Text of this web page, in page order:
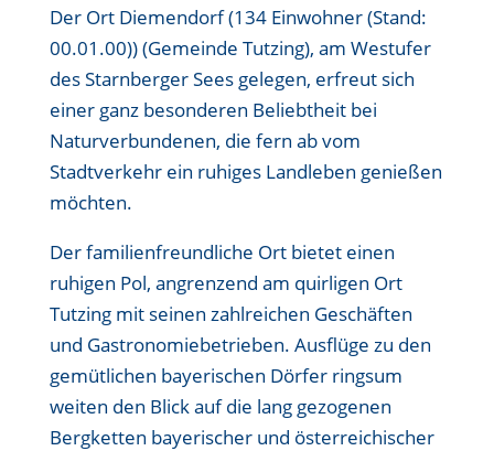
Der Ort Diemendorf (134 Einwohner (Stand:
00.01.00)) (Gemeinde Tutzing), am Westufer
des Starnberger Sees gelegen, erfreut sich
einer ganz besonderen Beliebtheit bei
Naturverbundenen, die fern ab vom
Stadtverkehr ein ruhiges Landleben genießen
möchten.
Der familienfreundliche Ort bietet einen
ruhigen Pol, angrenzend am quirligen Ort
Tutzing mit seinen zahlreichen Geschäften
und Gastronomiebetrieben. Ausflüge zu den
gemütlichen bayerischen Dörfer ringsum
weiten den Blick auf die lang gezogenen
Bergketten bayerischer und österreichischer